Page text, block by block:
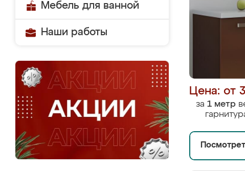
Мебель для ванной
Наши работы
Цена: от
за 1 метр